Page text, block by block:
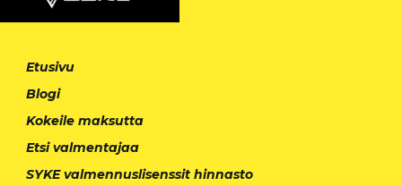
Etusivu
Blogi
Kokeile maksutta
Etsi valmentajaa
SYKE valmennuslisenssit hinnasto